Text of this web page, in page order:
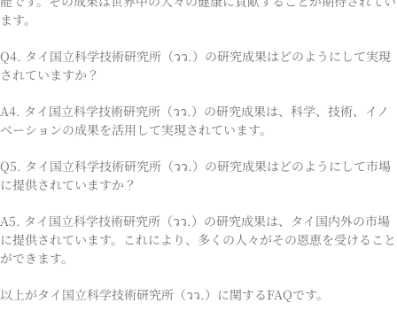
ます。
Q4. タイ国立科学技術研究所（วว.）の研究成果はどのようにして実現
されていますか？
A4. タイ国立科学技術研究所（วว.）の研究成果は、科学、技術、イノ
ベーションの成果を活用して実現されています。
Q5. タイ国立科学技術研究所（วว.）の研究成果はどのようにして市場
に提供されていますか？
A5. タイ国立科学技術研究所（วว.）の研究成果は、タイ国内外の市場
に提供されています。これにより、多くの人々がその恩恵を受けること
ができます。
以上がタイ国立科学技術研究所（วว.）に関するFAQです。